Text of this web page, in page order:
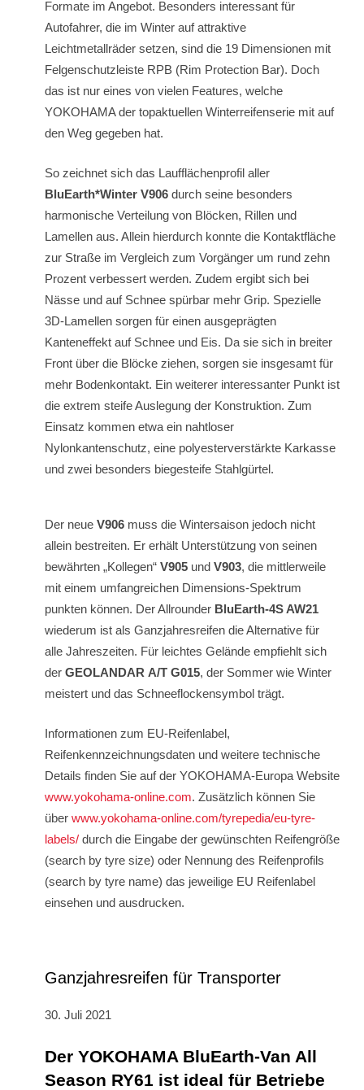
Formate im Angebot. Besonders interessant für
Autofahrer, die im Winter auf attraktive
Leichtmetallräder setzen, sind die 19 Dimensionen mit
Felgenschutzleiste RPB (Rim Protection Bar). Doch
das ist nur eines von vielen Features, welche
YOKOHAMA der topaktuellen Winterreifenserie mit auf
den Weg gegeben hat.
So zeichnet sich das Laufflächenprofil aller
BluEarth*Winter V906 durch seine besonders
harmonische Verteilung von Blöcken, Rillen und
Lamellen aus. Allein hierdurch konnte die Kontaktfläche
zur Straße im Vergleich zum Vorgänger um rund zehn
Prozent verbessert werden. Zudem ergibt sich bei
Nässe und auf Schnee spürbar mehr Grip. Spezielle
3D-Lamellen sorgen für einen ausgeprägten
Kanteneffekt auf Schnee und Eis. Da sie sich in breiter
Front über die Blöcke ziehen, sorgen sie insgesamt für
mehr Bodenkontakt. Ein weiterer interessanter Punkt ist
die extrem steife Auslegung der Konstruktion. Zum
Einsatz kommen etwa ein nahtloser
Nylonkantenschutz, eine polyesterverstärkte Karkasse
und zwei besonders biegesteife Stahlgürtel.
Der neue V906 muss die Wintersaison jedoch nicht
allein bestreiten. Er erhält Unterstützung von seinen
bewährten „Kollegen“ V905 und V903, die mittlerweile
mit einem umfangreichen Dimensions-Spektrum
punkten können. Der Allrounder BluEarth-4S AW21
wiederum ist als Ganzjahresreifen die Alternative für
alle Jahreszeiten. Für leichtes Gelände empfiehlt sich
der GEOLANDAR A/T G015, der Sommer wie Winter
meistert und das Schneeflockensymbol trägt.
Informationen zum EU-Reifenlabel,
Reifenkennzeichnungsdaten und weitere technische
Details finden Sie auf der YOKOHAMA-Europa Website
www.yokohama-online.com. Zusätzlich können Sie
über www.yokohama-online.com/tyrepedia/eu-tyre-
labels/ durch die Eingabe der gewünschten Reifengröße
(search by tyre size) oder Nennung des Reifenprofils
(search by tyre name) das jeweilige EU Reifenlabel
einsehen und ausdrucken.
Ganzjahresreifen für Transporter
30. Juli 2021
Der YOKOHAMA BluEarth-Van All
Season RY61 ist ideal für Betriebe